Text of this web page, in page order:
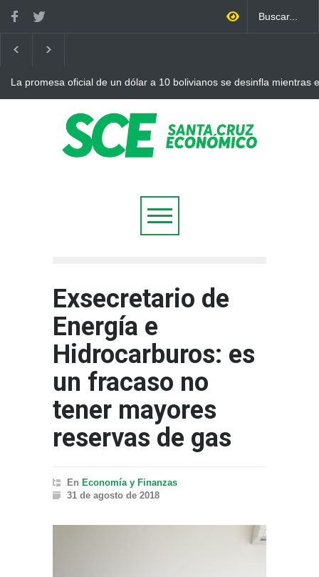
La promesa oficial de un dólar a 10 bolivianos se desinfla mientras
Exsecretario de
Energía e
Hidrocarburos: es
un fracaso no
tener mayores
reservas de gas
En Economía y Finanzas
31 de agosto de 2018